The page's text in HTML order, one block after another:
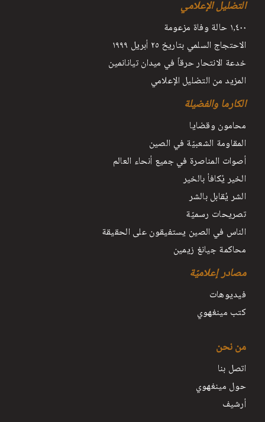
التضليل الإعلامي
١٫٤٠٠ حالة وفاة مزعومة
الاحتجاج السلمي بتاريخ ٢٥ أبريل ١٩٩٩
خدعة الانتحار حرقاً في ميدان تيانانمين
المزيد من التضليل الإعلامي
الكارما والفضيلة
محامون وقضايا
المقاومة الشعبيّة في الصين
أصوات المناصرة في جميع أنحاء العالم
الخير يُكافأ بالخير
الشر يُقابل بالشر
تصريحات رسميّة
الناس في الصين يستفيقون على الحقيقة
محاكمة جيانغ زيمين
مصادر إعلاميّة
فيديوهات
كتب مينغهوي
من نحن
اتصل بنا
حول مينغهوي
أرشيف